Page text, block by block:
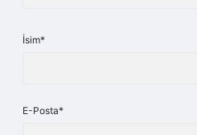
İsim*
E-Posta*